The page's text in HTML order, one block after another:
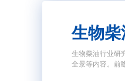
生物
生物柴油行业研
全景等内容。前